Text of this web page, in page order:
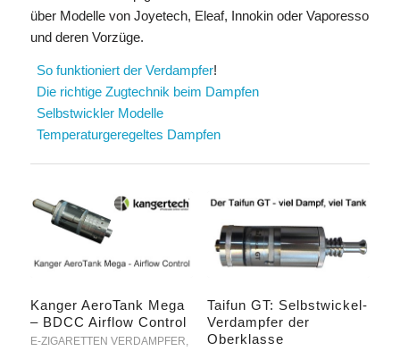
über Modelle von Joyetech, Eleaf, Innokin oder Vaporesso
und deren Vorzüge.
So funktioniert der Verdampfer!
Die richtige Zugtechnik beim Dampfen
Selbstwickler Modelle
Temperaturgeregeltes Dampfen
Kanger AeroTank Mega
– BDCC Airflow Control
E-ZIGARETTEN VERDAMPFER,
Taifun GT: Selbstwickel-
Verdampfer der
Oberklasse